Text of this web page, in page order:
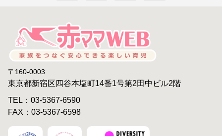
〒160-0003
東京都新宿区四谷本塩町14番1号第2田中ビル2階
TEL：03-5367-6590
FAX：03-5367-6598